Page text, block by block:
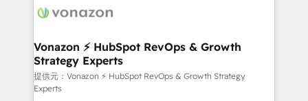
delà d’une simple transformation digitale et des
➤ L’intégration de CRM et de méthodologie RevOps
pour aligner les équipes marketing, commerciales et
support client (data migration, synchronisation API,
audit et maintenance) ➤ La création de sites internet
Vonazon ⚡ HubSpot RevOps & Growth
Strategy Experts
提供元：Vonazon ⚡ HubSpot RevOps & Growth Strategy
Experts